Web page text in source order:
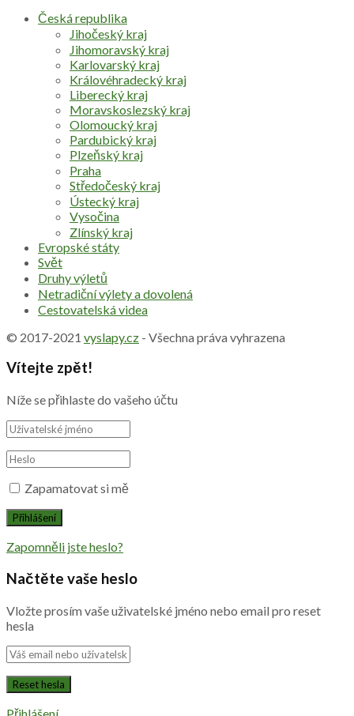
Česká republika
Jihočeský kraj
Jihomoravský kraj
Karlovarský kraj
Královéhradecký kraj
Liberecký kraj
Moravskoslezský kraj
Olomoucký kraj
Pardubický kraj
Plzeňský kraj
Praha
Středočeský kraj
Ústecký kraj
Vysočina
Zlínský kraj
Evropské státy
Svět
Druhy výletů
Netradiční výlety a dovolená
Cestovatelská videa
© 2017-2021 vyslapy.cz - Všechna práva vyhrazena
Vítejte zpět!
Níže se přihlaste do vašeho účtu
Zapamatovat si mě
Zapomněli jste heslo?
Načtěte vaše heslo
Vložte prosím vaše uživatelské jméno nebo email pro reset
hesla
Přihlášení